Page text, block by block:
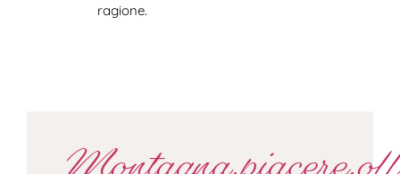
ragione.